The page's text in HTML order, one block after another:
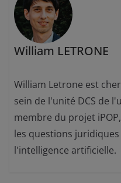
William LETRONE
William Letrone est
sein de l'unité DCS de
membre du projet
les questions
l'intelligence artificielle.